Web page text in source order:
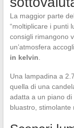
La maggior parte
“moltiplicare i punti
consigli rimangono
un’atmosfera
in kelvin
Una lampadina a
quella di una
adatta a un piano
bluastro, stimolante